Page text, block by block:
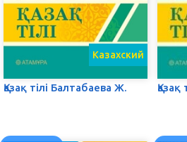
Қазақ тілі Балтабаева Ж.
Казахский